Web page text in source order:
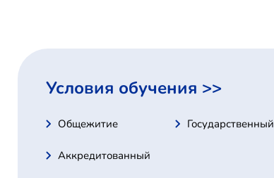
Условия обучения >>
Общежитие Государственный
Аккредитованный